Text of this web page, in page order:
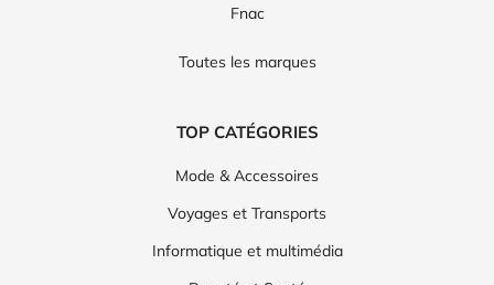
Fnac
Toutes les marques
TOP CATÉGORIES
Mode & Accessoires
Voyages et Transports
Informatique et multimédia